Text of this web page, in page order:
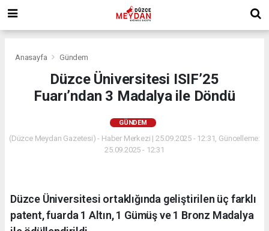
Anasayfa Gündem
Düzce Üniversitesi ISIF’25
Fuarı’ndan 3 Madalya ile Döndü
GÜNDEM
(Düzce Meydan Gazetesi) - Haber Merkezi | 25.09.2025 - 12:31, Güncelleme:
25.09.2025 - 12:31
Düzce Üniversitesi ortaklığında geliştirilen üç farklı
patent, fuarda 1 Altın, 1 Gümüş ve 1 Bronz Madalya